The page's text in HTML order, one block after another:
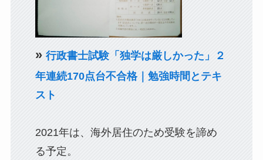
»行政書士試験「独学は厳しかった」２
年連続170点台不合格｜勉強時間とテキ
スト
2021年は、海外居住のため受験を諦め
る予定。